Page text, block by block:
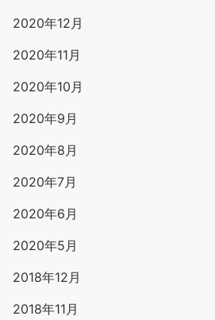
2020年12月
2020年11月
2020年10月
2020年9月
2020年8月
2020年7月
2020年6月
2020年5月
2018年12月
2018年11月